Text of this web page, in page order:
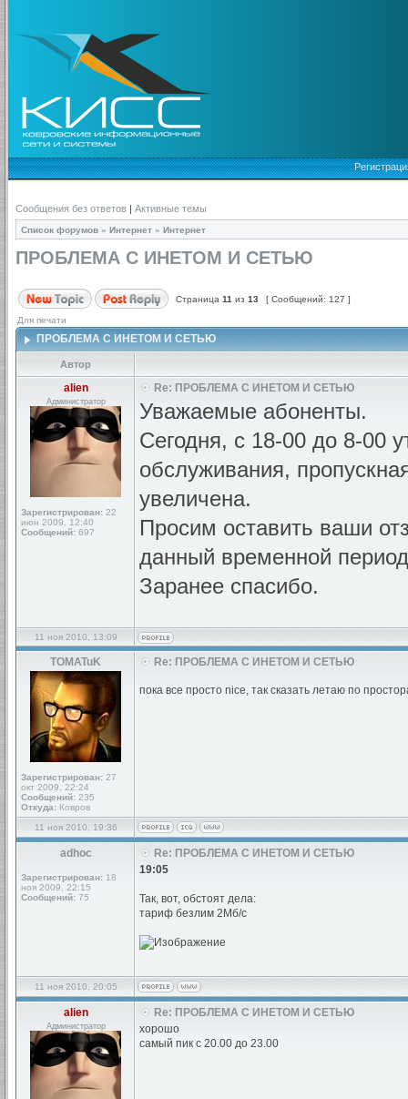
Сообщения без ответов | Активные темы
Список форумов » Интернет » Интернет
ПРОБЛЕМА С ИНЕТОМ И СЕТЬЮ
Страница 11 из 13 [ Сообщений: 127 ]
Для печати
ПРОБЛЕМА С ИНЕТОМ И СЕТЬЮ
Автор
alien
Администратор
Зарегистрирован: 22
июн 2009, 12:40
Сообщений: 697
Re: ПРОБЛЕМА С ИНЕТОМ И СЕТЬЮ
Уважаемые абоненты.
Сегодня, с 18-00 до 8-00
обслуживания,
увеличена.
Просим оставить ваши
данный временной
Заранее спасибо.
11 ноя 2010, 13:09
TOMATuK
Зарегистрирован: 27
окт 2009, 22:24
Сообщений: 235
Откуда: Ковров
Re: ПРОБЛЕМА С ИНЕТОМ И СЕТЬЮ
пока все просто nice, так сказать летаю по
11 ноя 2010, 19:36
adhoc
Зарегистрирован: 18
ноя 2009, 22:15
Сообщений: 75
Re: ПРОБЛЕМА С ИНЕТОМ И СЕТЬЮ
19:05
Так, вот, обстоят дела:
тариф безлим 2Мб/с
11 ноя 2010, 20:05
alien
Администратор
Re: ПРОБЛЕМА С ИНЕТОМ И СЕТЬЮ
хорошо
самый пик с 20.00 до 23.00